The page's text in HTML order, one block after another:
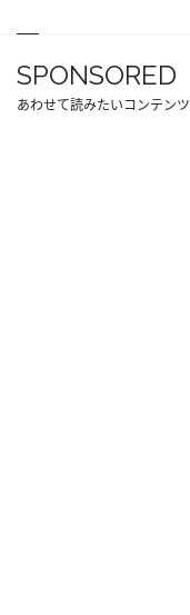
SPONSORED
あわせて読みたいコンテンツ